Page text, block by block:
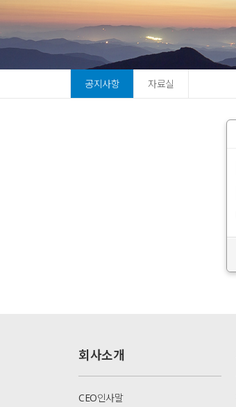
공지사항 자료실
회사소개
CEO인사말